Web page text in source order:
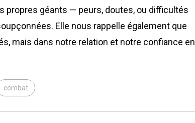
propres géants — peurs, doutes, ou difficultés
Elle nous rappelle également que
mais dans notre relation et notre confiance en
combat